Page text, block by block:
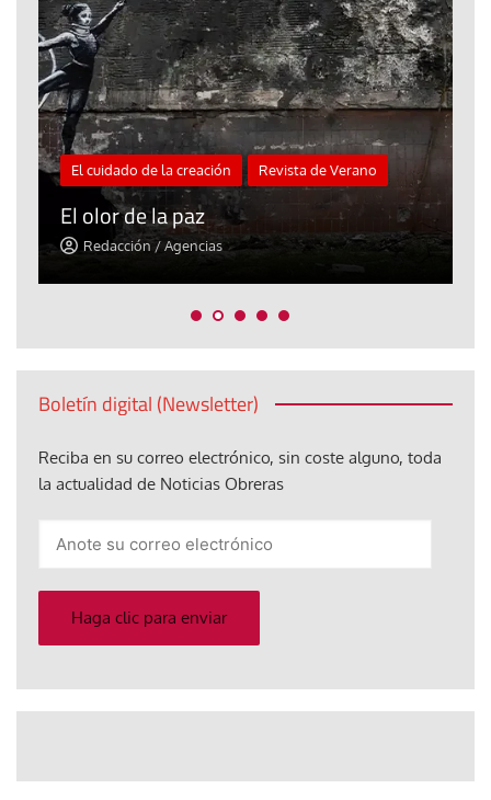
El cuidado de la creación Revista de Verano
El olor de la paz
Redacción / Agencias
Boletín digital (Newsletter)
Reciba en su correo electrónico, sin coste alguno, toda
la actualidad de Noticias Obreras
electrónico
Haga clic para enviar